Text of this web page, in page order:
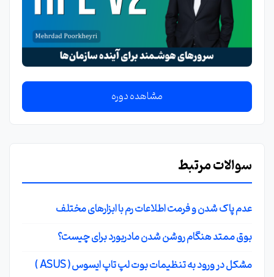
مشاهده دوره
سوالات مرتبط
عدم پاک شدن و فرمت اطلاعات رم با ابزارهای مختلف
بوق ممتد هنگام روشن شدن مادربورد برای چیست؟
مشکل در ورود به تنظیمات بوت لپ تاپ ایسوس ( ASUS )